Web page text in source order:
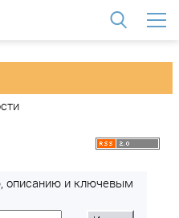
описанию и ключевым